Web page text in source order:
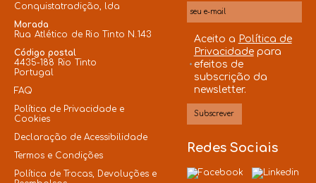
Conquistatradição, lda
Morada
Rua Atlético de Rio Tinto N.143
Código postal
4435-188 Rio Tinto
Portugal
FAQ
Política de Privacidade e
Cookies
Declaração de Acessibilidade
Termos e Condições
Política de Trocas, Devoluções e
Aceito a Política de
Privacidadepara
efeitos de
subscrição da
newsletter.
Redes Sociais